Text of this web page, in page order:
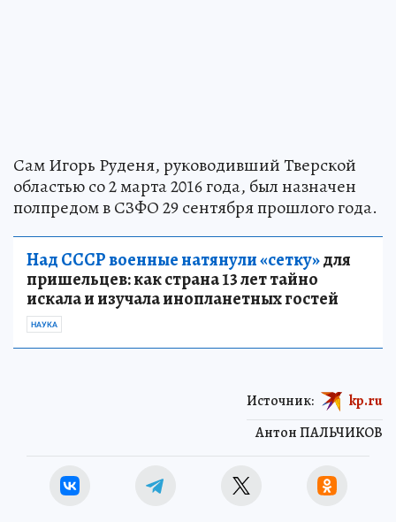
Сам Игорь Руденя, руководивший Тверской
областью со 2 марта 2016 года, был назначен
полпредом в СЗФО 29 сентября прошлого года.
Над СССР военные натянули «сетку»для
пришельцев: как страна 13 лет тайно
искала и изучала инопланетных гостей
НАУКА
Антон ПАЛЬЧИКОВ
Источник: kp.ru